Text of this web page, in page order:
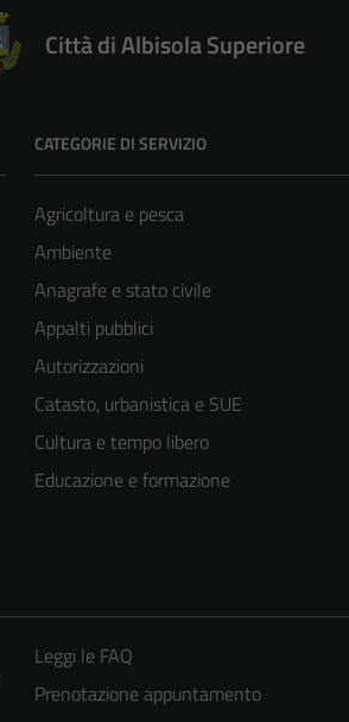
Città di Albisola Superiore
CATEGORIE DI SERVIZIO
Agricoltura e pesca
Ambiente
Anagrafe e stato civile
Appalti pubblici
Autorizzazioni
Catasto, urbanistica e SUE
Cultura e tempo libero
Educazione e formazione
Leggi le FAQ
Prenotazione appuntamento